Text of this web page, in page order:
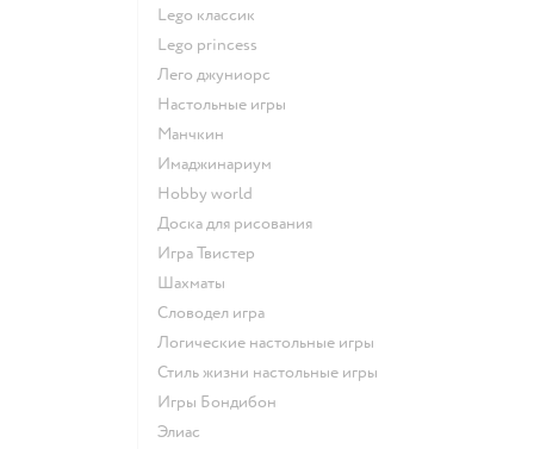
Lego классик
Lego princess
Лего джуниорс
Настольные игры
Манчкин
Имаджинариум
Hobby world
Доска для рисования
Игра Твистер
Шахматы
Словодел игра
Логические настольные игры
Стиль жизни настольные игры
Игры Бондибон
Элиас